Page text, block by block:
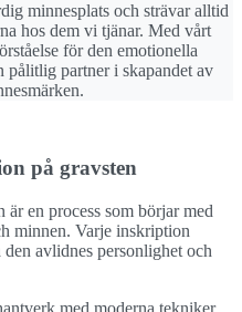
minnesplats och strävar alltid
hos dem vi tjänar. Med vårt
för den emotionella
pålitlig partner i skapandet av
på gravsten
en process som börjar med
minnen. Varje inskription
avlidnes personlighet och
med moderna tekniker